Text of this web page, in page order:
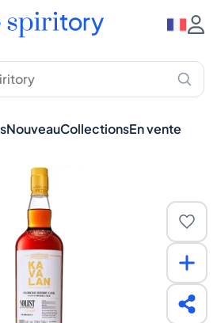
NouveauCollectionsEn vente